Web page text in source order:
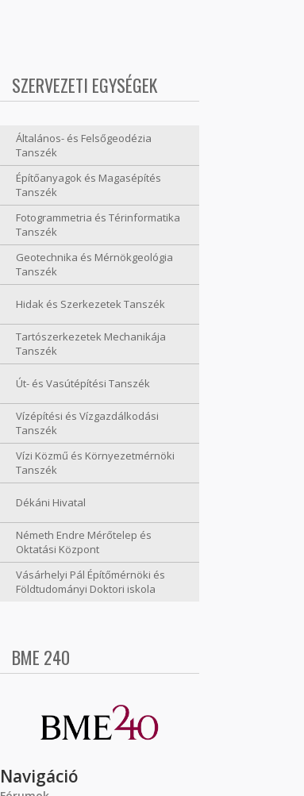
SZERVEZETI EGYSÉGEK
Általános- és Felsőgeodézia
Tanszék
Építőanyagok és Magasépítés
Tanszék
Fotogrammetria és Térinformatika
Tanszék
Geotechnika és Mérnökgeológia
Tanszék
Hidak és Szerkezetek Tanszék
Tartószerkezetek Mechanikája
Tanszék
Út- és Vasútépítési Tanszék
Vízépítési és Vízgazdálkodási
Tanszék
Vízi Közmű és Környezetmérnöki
Tanszék
Dékáni Hivatal
Németh Endre Mérőtelep és
Oktatási Központ
Vásárhelyi Pál Építőmérnöki és
Földtudományi Doktori iskola
BME 240
Navigáció